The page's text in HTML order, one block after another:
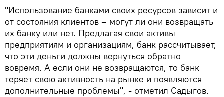
"Использование банками своих ресурсов зависит и
от состояния клиентов – могут ли они возвращать
их банку или нет. Предлагая свои активы
предприятиям и организациям, банк рассчитывает,
что эти деньги должны вернуться обратно
вовремя. А если они не возвращаются, то банк
теряет свою активность на рынке и появляются
дополнительные проблемы", - отметил Садыгов.